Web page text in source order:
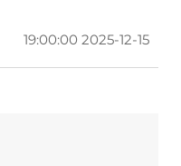
2025-12-15 19:00:00